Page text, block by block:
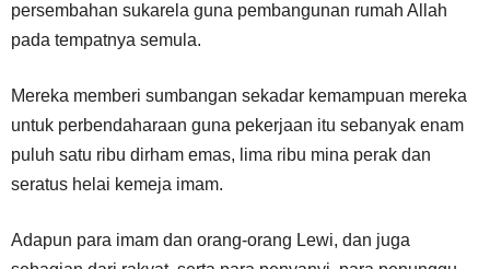
persembahan sukarela guna pembangunan rumah Allah
pada tempatnya semula.
Mereka memberi sumbangan sekadar kemampuan mereka
untuk perbendaharaan guna pekerjaan itu sebanyak enam
puluh satu ribu dirham emas, lima ribu mina perak dan
seratus helai kemeja imam.
Adapun para imam dan orang-orang Lewi, dan juga